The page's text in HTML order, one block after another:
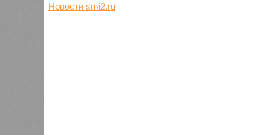
Новости smi2.ru